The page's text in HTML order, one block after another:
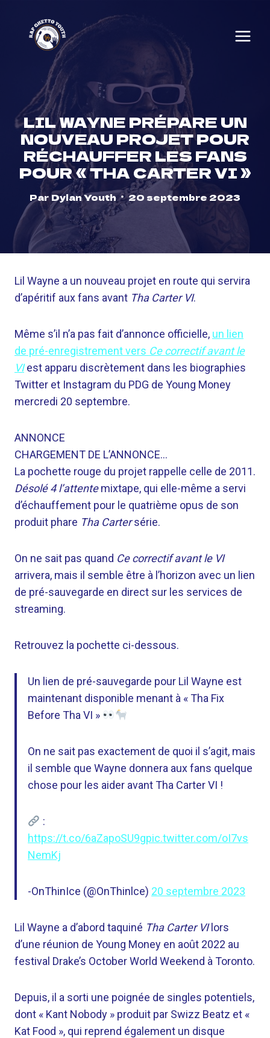
content
LIL WAYNE PRÉPARE UN
NOUVEAU PROJET POUR
RÉCHAUFFER LES FANS
POUR « THA CARTER VI »
Par Dylan Youth 20 septembre 2023
Lil Wayne a un nouveau projet en route qui servira
d’apéritif aux fans avant Tha Carter VI.
Même s’il n’a pas fait d’annonce officielle, un lien
de pré-enregistrement vers Ce correctif avant le
VIest apparu discrètement dans les biographies
Twitter et Instagram du PDG de Young Money
mercredi 20 septembre.
ANNONCE
CHARGEMENT DE L’ANNONCE…
La pochette rouge du projet rappelle celle de 2011.
Désolé 4 l’attentemixtape, qui elle-même a servi
d’échauffement pour le quatrième opus de son
produit phare Tha Cartersérie.
On ne sait pas quand Ce correctif avant le VI
arrivera, mais il semble être à l’horizon avec un lien
de pré-sauvegarde en direct sur les services de
streaming.
Retrouvez la pochette ci-dessous.
Un lien de pré-sauvegarde pour Lil Wayne est
maintenant disponible menant à « Tha Fix
Before Tha VI »
On ne sait pas exactement de quoi il s’agit, mais
il semble que Wayne donnera aux fans quelque
chose pour les aider avant Tha Carter VI !
:
https://t.co/6aZapoSU9gpic.twitter.com/oI7vs
NemKj
-OnThinIce (@OnThinlce) 20 septembre 2023
Lil Wayne a d’abord taquiné Tha Carter VIlors
d’une réunion de Young Money en août 2022 au
festival Drake’s October World Weekend à Toronto.
Depuis, il a sorti une poignée de singles potentiels,
dont « Kant Nobody » produit par Swizz Beatz et «
Kat Food », qui reprend également un disque